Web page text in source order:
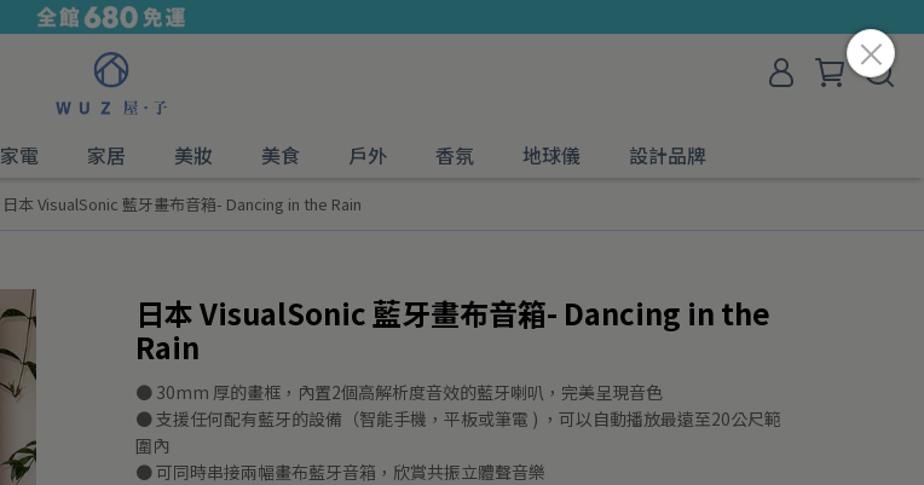
家電 家居 美妝 美食 戶外 香氛 地球儀 設計品牌
日本 VisualSonic 藍牙畫布音箱- Dancing in the Rain
日本 VisualSonic 藍牙畫布音箱- Dancing in the
Rain
● 30mm 厚的畫框，內置2個高解析度音效的藍牙喇叭，完美呈現音色
● 支援任何配有藍牙的設備（智能手機，平板或筆電 ) ，可以自動播放最遠至20公尺範
圍內
● 可同時串接兩幅畫布藍牙音箱，欣賞共振立體聲音樂